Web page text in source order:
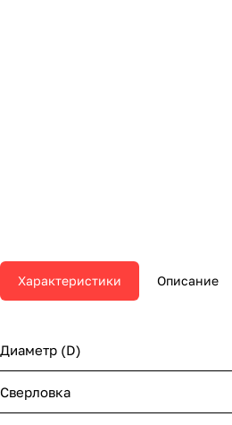
Характеристики Описание
Диаметр (D)
Сверловка